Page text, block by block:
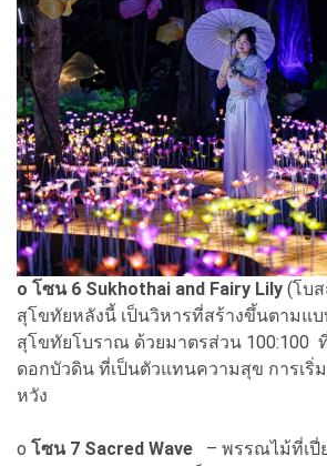
o โซน 6 Sukhothai and Fairy Lily (โบ
สุโขทัยหลังนี้ เป็นวิหารที่สร้างขึ้นตามแ
สุโขทัยโบราณ ด้วยมาตรส่วน 100:100
ดอกบัวดิน ที่เป็นตัวแทนความสุข การเริ่
หวัง
o โซน 7 Sacred Wave – พรรณไม้ที่เ